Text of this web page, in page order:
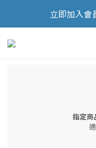
🎉 歡慶88節
立即加入會
🎉 歡慶88節
指定商